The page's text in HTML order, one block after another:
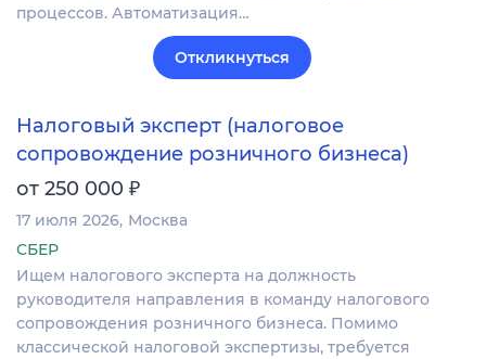
процессов. Автоматизация…
Откликнуться
Налоговый эксперт (налоговое
сопровождение розничного бизнеса)
от 250 000 ₽
17 июля 2026 Москва
СБЕР
Ищем налогового эксперта на должность
руководителя направления в команду налогового
сопровождения розничного бизнеса. Помимо
классической налоговой экспертизы, требуется